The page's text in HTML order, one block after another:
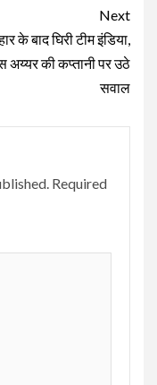
Next
के बाद घिरी टीम इंडिया,
अय्यर की कप्तानी पर उठे
सवाल
Required